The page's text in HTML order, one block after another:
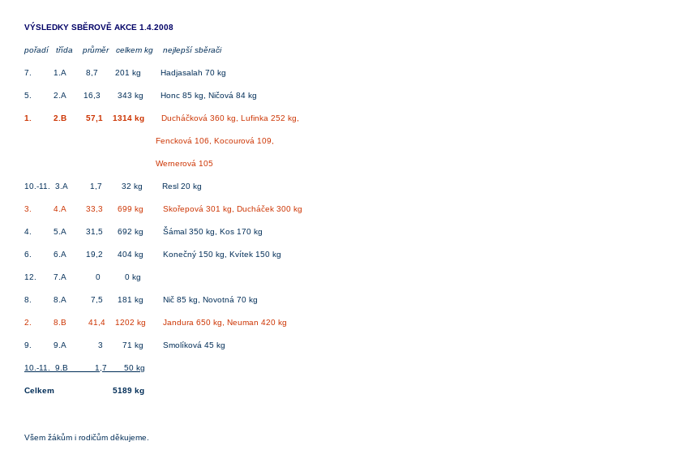
VÝSLEDKY SBĚROVĚ AKCE 1.4.2008
pořadí třída průměr celkem kg nejlepší sběrači
7. 1.A 8,7 201 kg Hadjasalah 70 kg
5. 2.A 16,3 343 kg Honc 85 kg, Ničová 84 kg
1. 2.B 57,1 1314 kg Ducháčková 360 kg, Lufinka 252 kg,
Fencková 106, Kocourová 109,
Wernerová 105
10.-11. 3.A 1,7 32 kg Resl 20 kg
3. 4.A 33,3 699 kg Skořepová 301 kg, Ducháček 300 kg
4. 5.A 31,5 692 kg Šámal 350 kg, Kos 170 kg
6. 6.A 19,2 404 kg Konečný 150 kg, Kvítek 150 kg
12. 7.A 0 0 kg
8. 8.A 7,5 181 kg Nič 85 kg, Novotná 70 kg
2. 8.B 41,4 1202 kg Jandura 650 kg, Neuman 420 kg
9. 9.A 3 71 kg Smolíková 45 kg
10.-11. 9.B 1,7 50 kg
Celkem 5189 kg
Všem žákům i rodičům děkujeme.